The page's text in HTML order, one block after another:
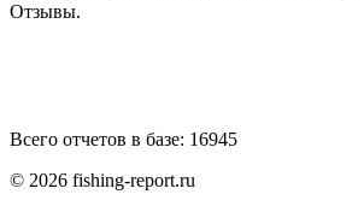
Отзывы.
Всего отчетов в базе: 16945
© 2026 fishing-report.ru